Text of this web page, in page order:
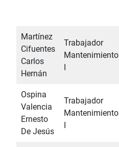
Martínez
Cifuentes
Carlos
Hernán
Trabajador
Mantenimiento
Ospina
Valencia
Ernesto
De Jesús
Trabajador
Mantenimiento